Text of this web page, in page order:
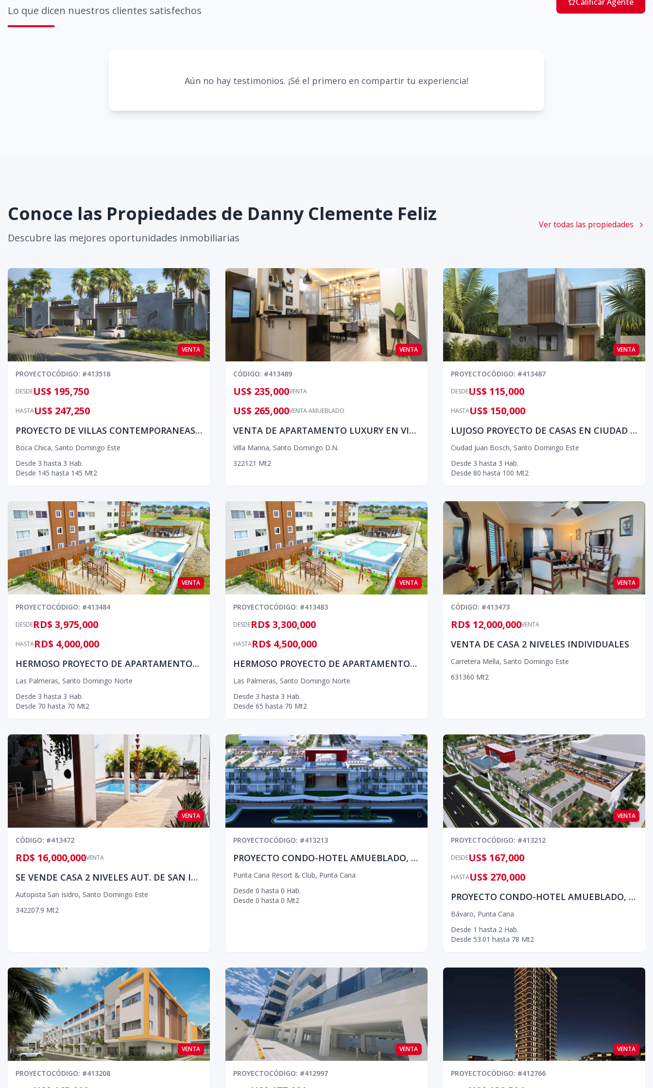
Lo que dicen nuestros clientes satisfechos
Aún no hay testimonios. ¡Sé el primero en compartir tu experiencia!
Conoce las Propiedades de Danny Clemente Feliz
Descubre las mejores oportunidades inmobiliarias
Ver todas las propiedades
VENTA
PROYECTOCÓDIGO: #413518
DESDEUS$ 195,750
HASTAUS$ 247,250
PROYECTO DE VILLAS CONTEMPORANEAS EN BOCA CHICA
Boca Chica, Santo Domingo Este
Desde 3 hasta 3 Hab.
Desde 145 hasta 145 Mt2
VENTA
CÓDIGO: #413489
VENTA
US$ 235,000
VENTA AMUEBLADO
US$ 265,000
VENTA DE APARTAMENTO LUXURY EN VILLA MARINA
Villa Marina, Santo Domingo D.N.
322121 Mt2
VENTA
PROYECTOCÓDIGO: #413487
DESDEUS$ 115,000
HASTAUS$ 150,000
LUJOSO PROYECTO DE CASAS EN CIUDAD JUAN BOSCH
Ciudad Juan Bosch, Santo Domingo Este
Desde 3 hasta 3 Hab.
Desde 80 hasta 100 Mt2
VENTA
PROYECTOCÓDIGO: #413484
DESDERD$ 3,975,000
HASTARD$ 4,000,000
HERMOSO PROYECTO DE APARTAMENTOS EN SABANA PERDIDA
Las Palmeras, Santo Domingo Norte
Desde 3 hasta 3 Hab.
Desde 70 hasta 70 Mt2
VENTA
PROYECTOCÓDIGO: #413483
DESDERD$ 3,300,000
HASTARD$ 4,500,000
HERMOSO PROYECTO DE APARTAMENTOS EN SABANA PERDIDA
Las Palmeras, Santo Domingo Norte
Desde 3 hasta 3 Hab.
Desde 65 hasta 70 Mt2
VENTA
CÓDIGO: #413473
VENTA
RD$ 12,000,000
VENTA DE CASA 2 NIVELES INDIVIDUALES
Carretera Mella, Santo Domingo Este
631 360 Mt2
VENTA
CÓDIGO: #413472
VENTA
RD$ 16,000,000
SE VENDE CASA 2 NIVELES AUT. DE SAN ISIDRO
Autopista San Isidro, Santo Domingo Este
342207.9 Mt2
0
PROYECTOCÓDIGO: #413213
PROYECTO CONDO-HOTEL AMUEBLADO, PUNTA CANA
Punta Cana Resort & Club, Punta Cana
Desde 0 hasta 0 Hab.
Desde 0 hasta 0 Mt2
VENTA
PROYECTOCÓDIGO: #413212
DESDEUS$ 167,000
HASTAUS$ 270,000
PROYECTO CONDO-HOTEL AMUEBLADO, PUNTA CANA
Bávaro, Punta Cana
Desde 1 hasta 2 Hab.
Desde 53.01 hasta 78 Mt2
VENTA
PROYECTOCÓDIGO: #413208
VENTA
PROYECTOCÓDIGO: #412997
VENTA
PROYECTOCÓDIGO: #412766